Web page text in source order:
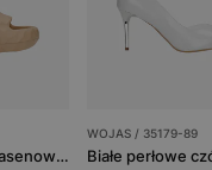
Beżowe klapki basenowe RELAKS
WOJAS / 35179-89